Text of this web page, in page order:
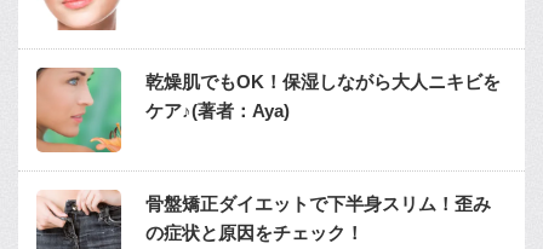
乾燥肌でもOK！保湿しながら大人ニキビを
ケア♪(著者：Aya)
骨盤矯正ダイエットで下半身スリム！歪み
の症状と原因をチェック！